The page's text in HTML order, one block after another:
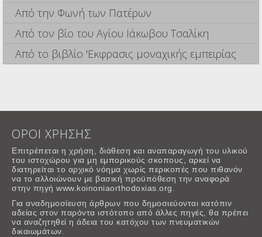
Από την Φωνή των Πατέρων
Από τον βίο του Αγίου Ιάκωβου Τσαλίκη
Από το βιβλίο 'Εκφρασις μοναχικής εμπειρίας
ΟΡΟΙ ΧΡΗΣΗΣ
Επιτρέπεται η χρήση, διάθεση και αναπαραγωγή του υλικού
του ιστοχώρου για μη εμπορικούς σκοπους, αρκεί να
διατηρείται το αρχικό νόημα χωρίς περικοπές που πιθανόν
να το αλλοιώνουν με βασική προϋπόθεση την αναφορά
στην πηγή www.koinoniaorthodoxias.org.
Για αναδημοσίευση άρθρων που δημοσιεύονται κατόπιν
αδείας στον παρόντα ιστότοπο από άλλες πηγές, θα πρέπει
να αναζητηθεί η άδεια του κατόχου των πνευματικών
δικαιωμάτων.